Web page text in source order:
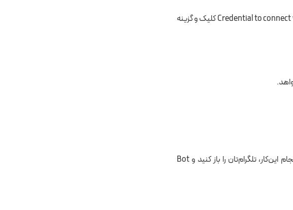
در پنجره جدید، باید ربات تلگرام را به n8n وصل کنیم. پس روی کادر Credential to connect with کلیک و گزینه
مرحله دوم در اتصال تلگرام به n8n، ساخت کد API ربات است. برای انجام این‌کار، تلگرام‌تان را باز کنید و Bot